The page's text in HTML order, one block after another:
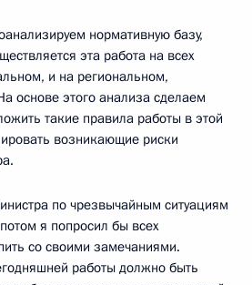
нормативную базу,
эта работа на всех
и на региональном,
основе этого анализа сделаем
такие правила работы в этой
возникающие риски
по чрезвычайным ситуациям
я попросил бы всех
со своими замечаниями.
работы должно быть